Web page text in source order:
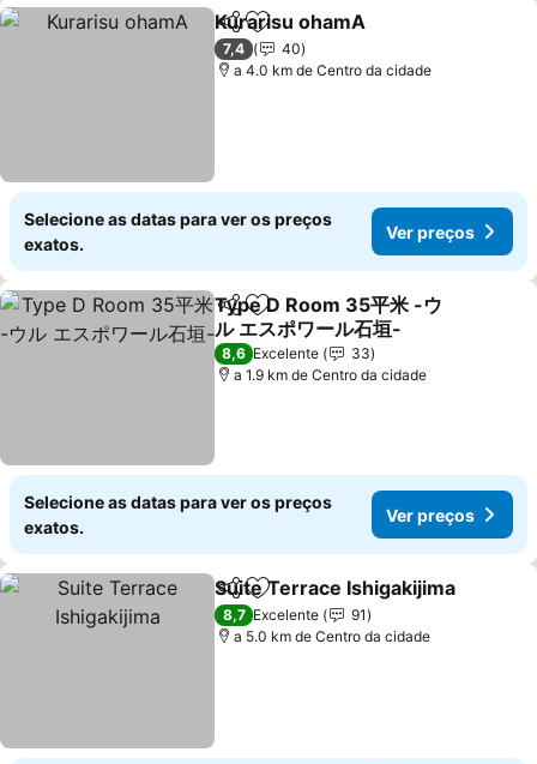
PartilharAdicionar aos favoritos
Kurarisu ohamA
7,4
40
a 4.0 km de Centro da cidade
Selecione as datas para ver os preços
exatos.
Ver preços
PartilharAdicionar aos favoritos
Type D Room 35平米 -ウ
ル エスポワール石垣-
Ver preços
8,6 Excelente
33
a 1.9 km de Centro da cidade
Selecione as datas para ver os preços
exatos.
Ver preços
PartilharAdicionar aos favoritos
Suite Terrace Ishigakijima
8,7 Excelente
91
a 5.0 km de Centro da cidade